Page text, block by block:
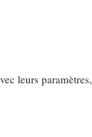
leurs paramètres,